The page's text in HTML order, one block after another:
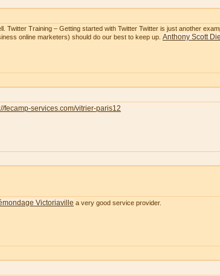
Twitter Training – Getting started with Twitter Twitter is just another
online marketers) should do our best to keep up. Anthony Scott
fecamp-services.com/vitrier-paris12
Victoriaville a very good service provider.